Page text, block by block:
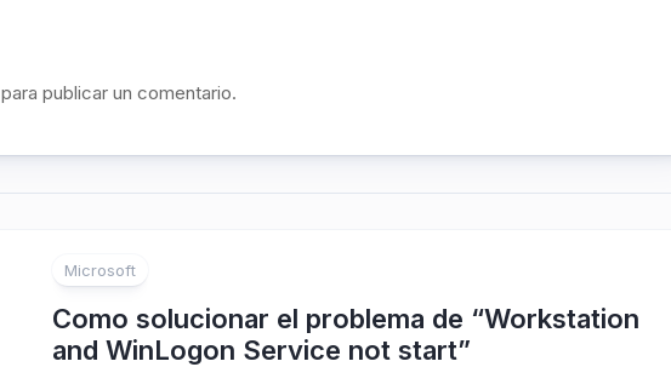
para publicar un comentario.
Microsoft
Como solucionar el problema de “Workstation
and WinLogon Service not start”